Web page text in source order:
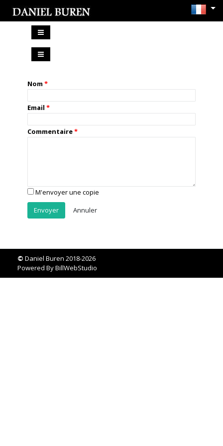
Nom
Email
Commentaire
M'envoyer une copie
Annuler
© Daniel Buren 2018-2026
Powered ByBillWebStudio